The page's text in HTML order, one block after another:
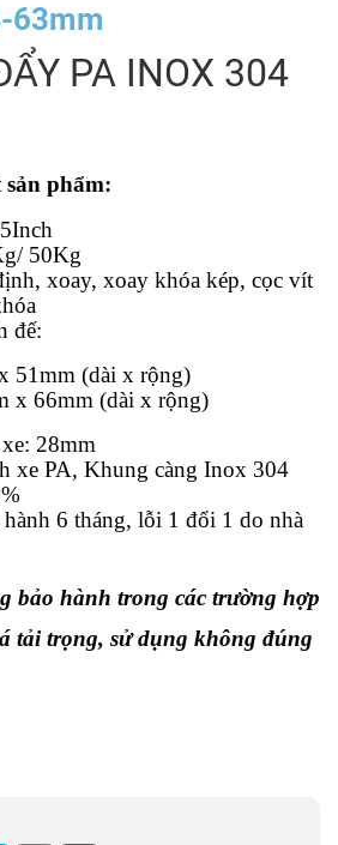
63mm
PA INOX 304
phẩm:
50Kg
xoay, xoay khóa kép, cọc vít
đế:
51mm (dài x rộng)
x 66mm (dài x rộng)
28mm
xe PA, Khung càng Inox 304
hành 6 tháng, lỗi 1 đổi 1 do nhà
bảo hành trong các trường hợp
tải trọng, sử dụng không đúng